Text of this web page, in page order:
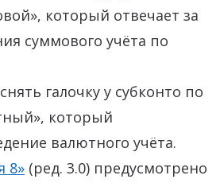
который отвечает за
суммового учёта по
галочку у субконто по
который
валютного учёта.
8» (ред. 3.0) предусмотрено